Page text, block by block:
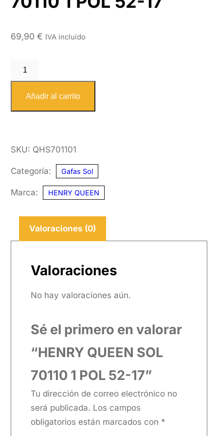
69,90€ IVA incluido
HENRY
QUEEN
SOL
70110
52-
cantidad
Añadir al carrito
SKU: QHS701101
Categoría: Gafas Sol
Marca: HENRY QUEEN
Valoraciones (0)
Valoraciones
No hay valoraciones aún.
Sé el primero en valorar
“HENRY QUEEN SOL
70110 1 POL 52-17”
Tu dirección de correo electrónico no
será publicada. Los campos
obligatorios están marcados con *